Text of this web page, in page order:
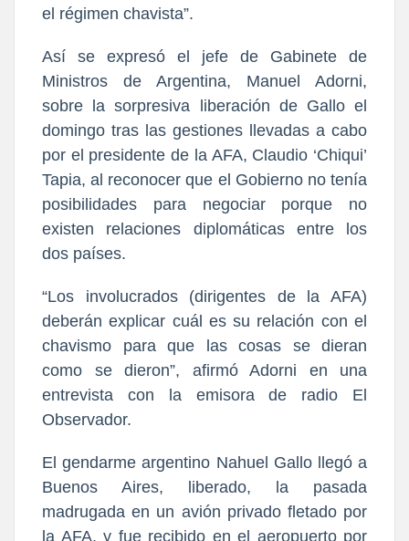
el régimen chavista”.
Así se expresó el jefe de Gabinete de
Ministros de Argentina, Manuel Adorni,
sobre la sorpresiva liberación de Gallo el
domingo tras las gestiones llevadas a cabo
por el presidente de la AFA, Claudio ‘Chiqui’
Tapia, al reconocer que el Gobierno no tenía
posibilidades para negociar porque no
existen relaciones diplomáticas entre los
dos países.
“Los involucrados (dirigentes de la AFA)
deberán explicar cuál es su relación con el
chavismo para que las cosas se dieran
como se dieron”, afirmó Adorni en una
entrevista con la emisora de radio El
Observador.
El gendarme argentino Nahuel Gallo llegó a
Buenos Aires, liberado, la pasada
madrugada en un avión privado fletado por
la AFA, y fue recibido en el aeropuerto por